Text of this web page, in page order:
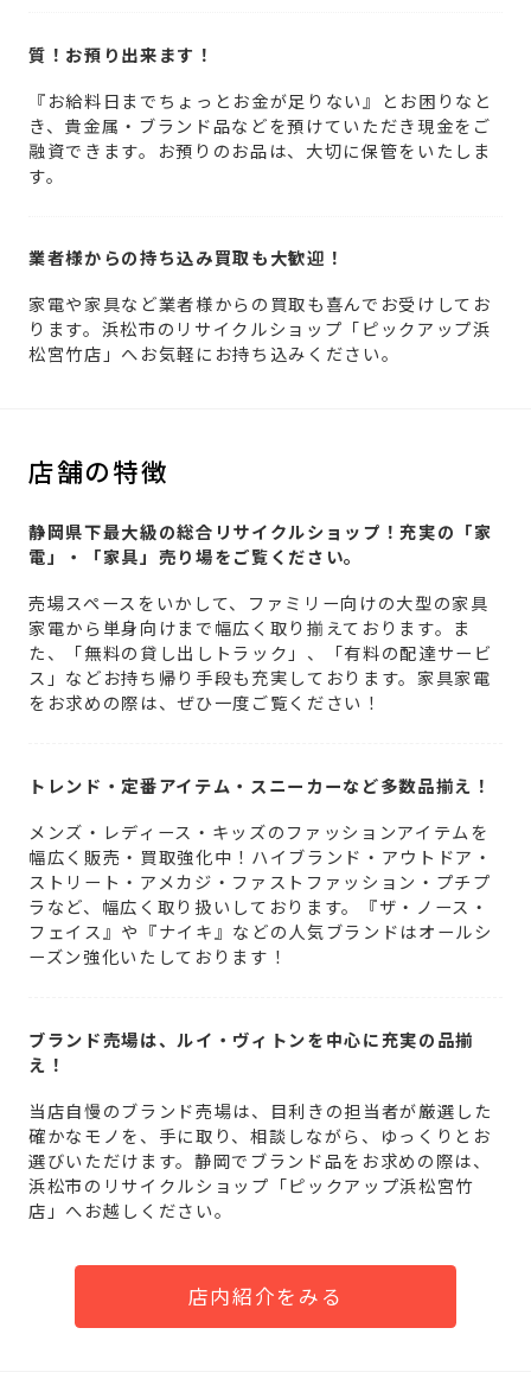
質！お預り出来ます！
『お給料日までちょっとお金が足りない』とお困りなと
き、貴金属・ブランド品などを預けていただき現金をご
融資できます。お預りのお品は、大切に保管をいたしま
す。
業者様からの持ち込み買取も大歓迎！
家電や家具など業者様からの買取も喜んでお受けしてお
ります。浜松市のリサイクルショップ「ピックアップ浜
松宮竹店」へお気軽にお持ち込みください。
店舗の特徴
静岡県下最大級の総合リサイクルショップ！充実の「家
電」・「家具」売り場をご覧ください。
売場スペースをいかして、ファミリー向けの大型の家具
家電から単身向けまで幅広く取り揃えております。ま
た、「無料の貸し出しトラック」、「有料の配達サービ
ス」などお持ち帰り手段も充実しております。家具家電
をお求めの際は、ぜひ一度ご覧ください！
トレンド・定番アイテム・スニーカーなど多数品揃え！
メンズ・レディース・キッズのファッションアイテムを
幅広く販売・買取強化中！ハイブランド・アウトドア・
ストリート・アメカジ・ファストファッション・プチプ
ラなど、幅広く取り扱いしております。『ザ・ノース・
フェイス』や『ナイキ』などの人気ブランドはオールシ
ーズン強化いたしております！
ブランド売場は、ルイ・ヴィトンを中心に充実の品揃
え！
当店自慢のブランド売場は、目利きの担当者が厳選した
確かなモノを、手に取り、相談しながら、ゆっくりとお
選びいただけます。静岡でブランド品をお求めの際は、
浜松市のリサイクルショップ「ピックアップ浜松宮竹
店」へお越しください。
店内紹介をみる